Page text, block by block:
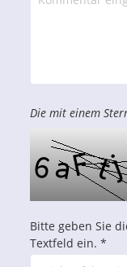
Die mit einem
Bitte geben Sie
Textfeld ein. *